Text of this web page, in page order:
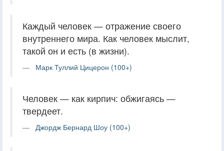
Каждый человек — отражение своего
внутреннего мира. Как человек мыслит,
такой он и есть (в жизни).
Марк Туллий Цицерон (100+)
Человек — как кирпич: обжигаясь —
твердеет.
Джордж Бернард Шоу (100+)